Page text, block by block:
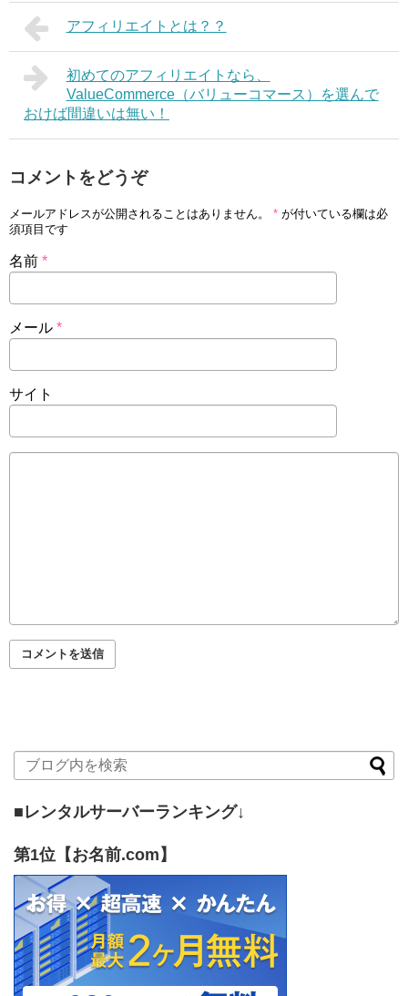
アフィリエイトとは？？
初めてのアフィリエイトなら、
ValueCommerce（バリューコマース）を選んで
おけば間違いは無い！
コメントをどうぞ
メールアドレスが公開されることはありません。 * が付いている欄は必
須項目です
名前 *
メール *
サイト
■レンタルサーバーランキング↓
第1位【お名前.com】